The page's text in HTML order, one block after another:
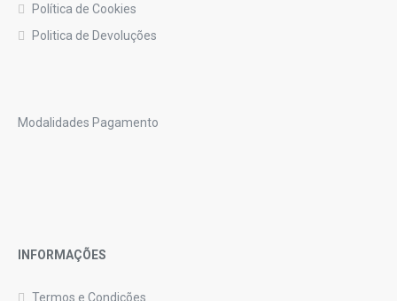
Política de Cookies
Politica de Devoluções
Modalidades Pagamento
INFORMAÇÕES
Termos e Condições